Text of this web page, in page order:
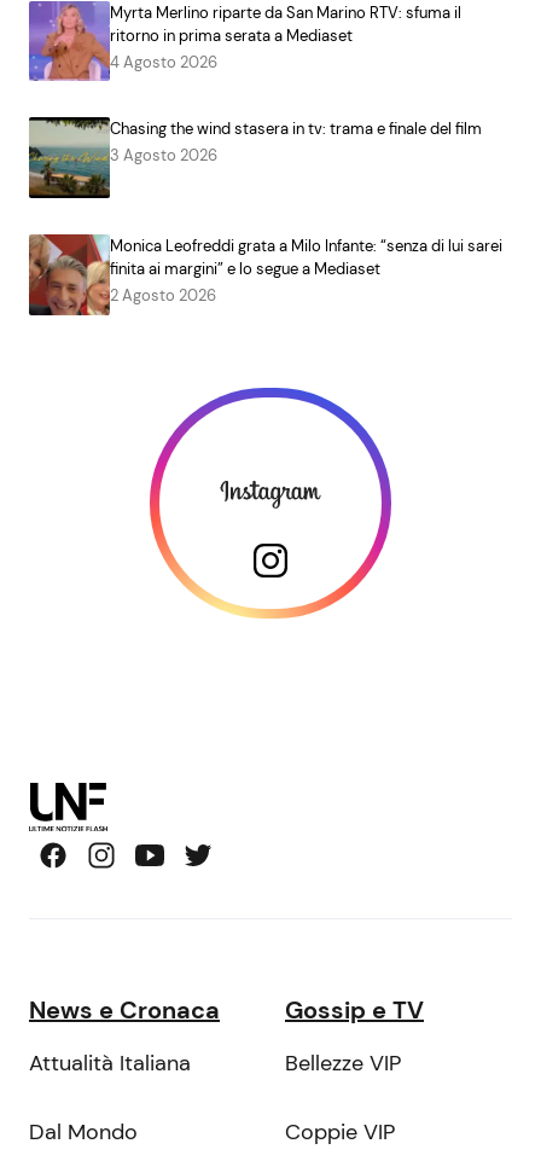
Myrta Merlino riparte da San Marino RTV: sfuma il
ritorno in prima serata a Mediaset
4 Agosto 2026
Chasing the wind stasera in tv: trama e finale del film
3 Agosto 2026
Monica Leofreddi grata a Milo Infante: “senza di lui sarei
finita ai margini” e lo segue a Mediaset
2 Agosto 2026
News e Cronaca
Attualità Italiana
Dal Mondo
Gossip e TV
Bellezze VIP
Coppie VIP